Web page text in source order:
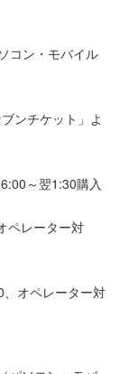
ソコン・モバイル
ンチケット」よ
～翌1:30購入
ペレーター対
オペレーター対